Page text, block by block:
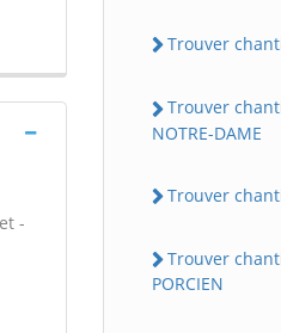
-
Trouver
Trouver
NOTRE-DAME
Trouver
Trouver
PORCIEN